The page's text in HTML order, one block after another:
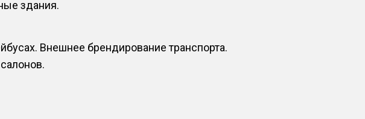
здания.
Внешнее брендирование транспорта.